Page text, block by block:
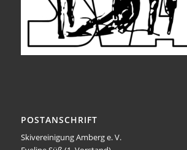
POSTANSCHRIFT
Skivereinigung Amberg e. V.